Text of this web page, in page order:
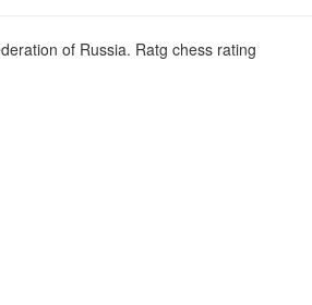
of Russia. Ratg chess rating